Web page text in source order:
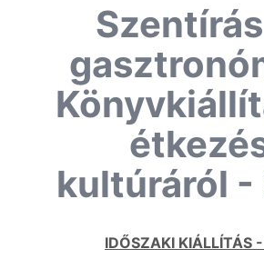
kultúráról -
IDŐSZAKI KIÁLLÍTÁS